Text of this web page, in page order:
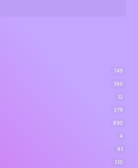
749
190
12
279
895
4
91
110